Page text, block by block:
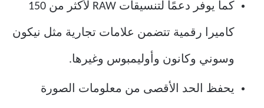
كما يوفر دعمًا لتنسيقات RAW لأكثر من 150
كاميرا رقمية تتضمن علامات تجارية مثل نيكون
وسوني وكانون وأوليمبوس وغيرها.
يحفظ الحد الأقصى من معلومات الصورة